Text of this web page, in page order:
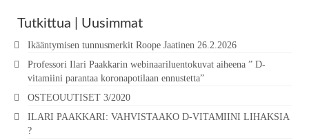
Tutkittua | Uusimmat
Ikääntymisen tunnusmerkit Roope Jaatinen 26.2.2026
Professori Ilari Paakkarin webinaariluentokuvat aiheena ” D-
vitamiini parantaa koronapotilaan ennustetta”
OSTEOUUTISET 3/2020
ILARI PAAKKARI: VAHVISTAAKO D-VITAMIINI LIHAKSIA
?